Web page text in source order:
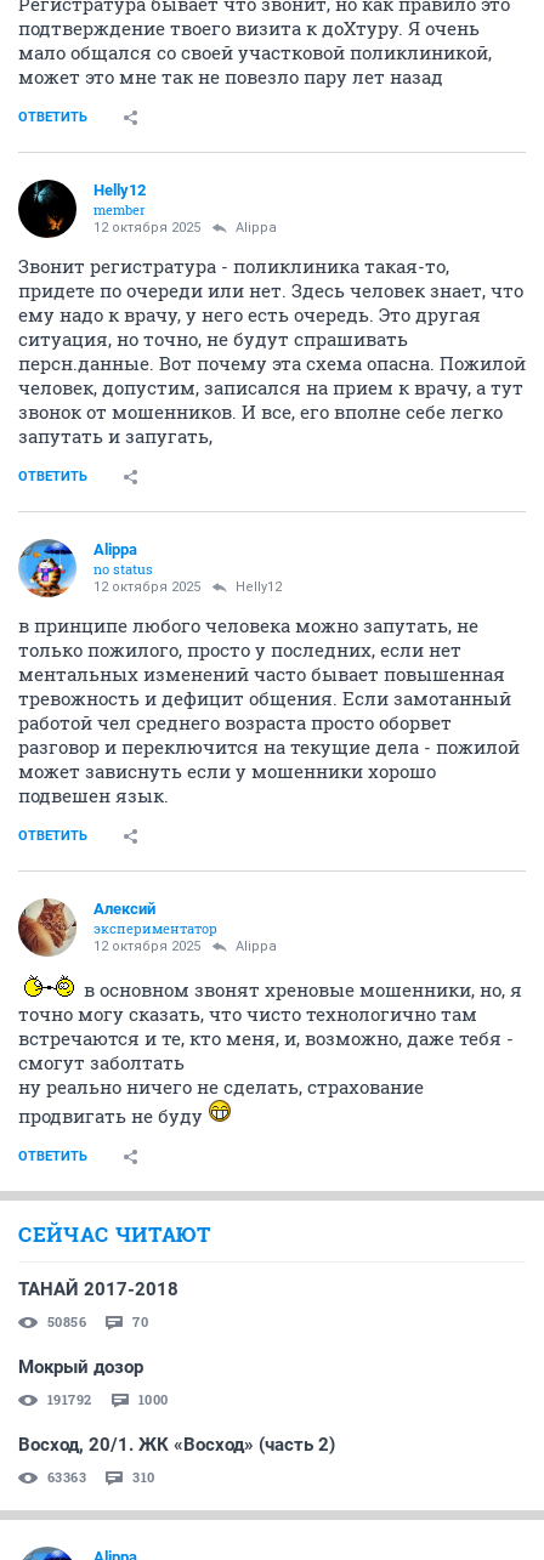
подтверждение твоего визита к доХтуру. Я очень
мало общался со своей участковой поликлиникой,
может это мне так не повезло пару лет назад
ОТВЕТИТЬ
Helly12
member
12 октября 2025 Alippa
Звонит регистратура - поликлиника такая-то,
придете по очереди или нет. Здесь человек знает, что
ему надо к врачу, у него есть очередь. Это другая
ситуация, но точно, не будут спрашивать
персн.данные. Вот почему эта схема опасна. Пожилой
человек, допустим, записался на прием к врачу, а тут
звонок от мошенников. И все, его вполне себе легко
запутать и запугать,
ОТВЕТИТЬ
Alippa
no status
12 октября 2025 Helly12
в принципе любого человека можно запутать, не
только пожилого, просто у последних, если нет
ментальных изменений часто бывает повышенная
тревожность и дефицит общения. Если замотанный
работой чел среднего возраста просто оборвет
разговор и переключится на текущие дела - пожилой
может зависнуть если у мошенники хорошо
подвешен язык.
ОТВЕТИТЬ
Алексий
экспериментатор
12 октября 2025 Alippa
в основном звонят хреновые мошенники, но, я
точно могу сказать, что чисто технологично там
встречаются и те, кто меня, и, возможно, даже тебя -
смогут заболтать
ну реально ничего не сделать, страхование
продвигать не буду
ОТВЕТИТЬ
СЕЙЧАС ЧИТАЮТ
ТАНАЙ 2017-2018
50856 70
Мокрый дозор
191792 1000
Восход, 20/1. ЖК «Восход» (часть 2)
63363 310